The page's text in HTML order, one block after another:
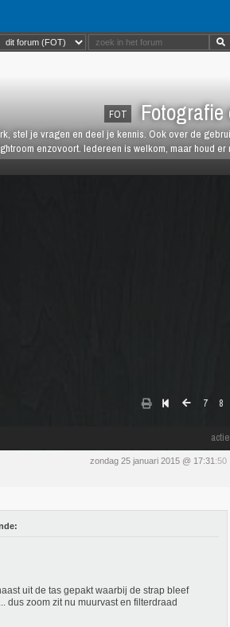
FOT Fotografie
stel je vragen en deel je kennis. Ook over de
enzovoort. Iedereen is welkom, maar houd
7 8
zondag 25 januari 2015 @ 17:31 :50
uit de tas gepakt waarbij de strap bleef
dus zoom zit nu muurvast en filterdraad